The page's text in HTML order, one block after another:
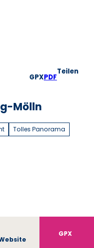
GPXPDF
Teilen
Mölln
Tolles Panorama
GPX